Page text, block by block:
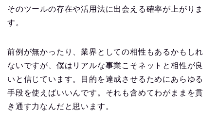
そのツールの存在や活用法に出会える確率が上がりま
す。
前例が無かったり、業界としての相性もあるかもしれ
ないですが、僕はリアルな事業こそネットと相性が良
いと信じています。目的を達成させるためにあらゆる
手段を使えばいいんです。それも含めてわがままを貫
き通す力なんだと思います。